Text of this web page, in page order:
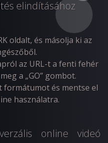
elindításához
oldalt, és másolja ki az
az URL-t a fenti fehér
a „GO” gombot.
formátumot és mentse el
használatra.
online videó